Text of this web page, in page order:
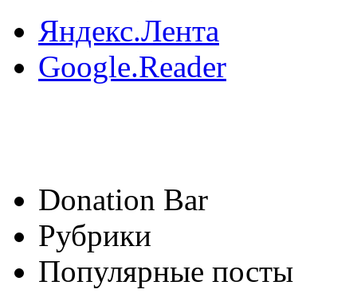
Яндекс.Лента
Google.Reader
Donation Bar
Рубрики
Популярные посты